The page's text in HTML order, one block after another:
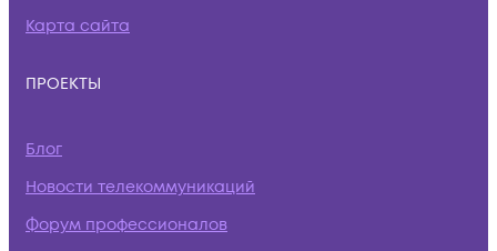
Карта сайта
ПРОЕКТЫ
Блог
Новости телекоммуникаций
Форум профессионалов